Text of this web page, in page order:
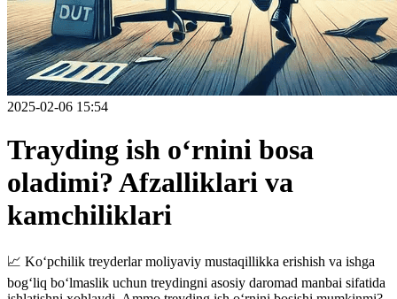
2025-02-06 15:54
Trayding ish o‘rnini bosa
oladimi? Afzalliklari va
kamchiliklari
📈 Ko‘pchilik treyderlar moliyaviy mustaqillikka erishish va ishga
bog‘liq bo‘lmaslik uchun treydingni asosiy daromad manbai sifatida